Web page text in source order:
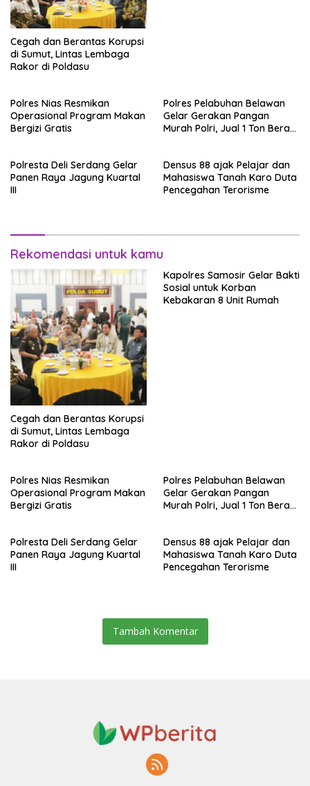
Cegah dan Berantas Korupsi
di Sumut, Lintas Lembaga
Rakor di Poldasu
Polres Nias Resmikan
Operasional Program Makan
Bergizi Gratis
Polres Pelabuhan Belawan
Gelar Gerakan Pangan
Murah Polri, Jual 1 Ton Beras
Polresta Deli Serdang Gelar
Panen Raya Jagung Kuartal
III
Densus 88 ajak Pelajar dan
Mahasiswa Tanah Karo Duta
Pencegahan Terorisme
Rekomendasi untuk kamu
Cegah dan Berantas Korupsi
di Sumut, Lintas Lembaga
Rakor di Poldasu
Kapolres Samosir Gelar Bakti
Sosial untuk Korban
Kebakaran 8 Unit Rumah
Polres Nias Resmikan
Operasional Program Makan
Bergizi Gratis
Polres Pelabuhan Belawan
Gelar Gerakan Pangan
Murah Polri, Jual 1 Ton Beras
Polresta Deli Serdang Gelar
Panen Raya Jagung Kuartal
III
Densus 88 ajak Pelajar dan
Mahasiswa Tanah Karo Duta
Pencegahan Terorisme
Tambah Komentar